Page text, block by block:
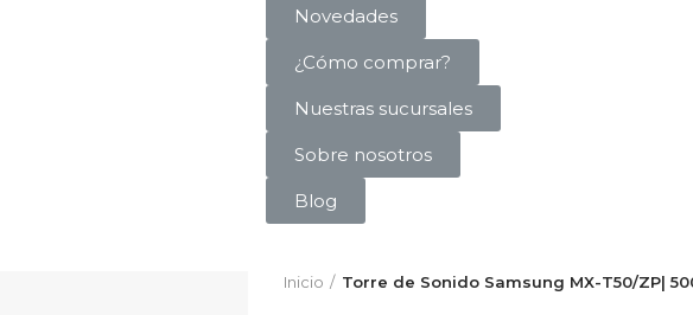
Novedades
¿Cómo comprar?
Nuestras sucursales
Sobre nosotros
Blog
Inicio Torre de Sonido Samsung MX-T50/ZP|